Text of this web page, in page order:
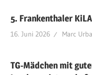
5. Frankenthaler
16. Juni 2026 Marc
TG-Mädchen mit